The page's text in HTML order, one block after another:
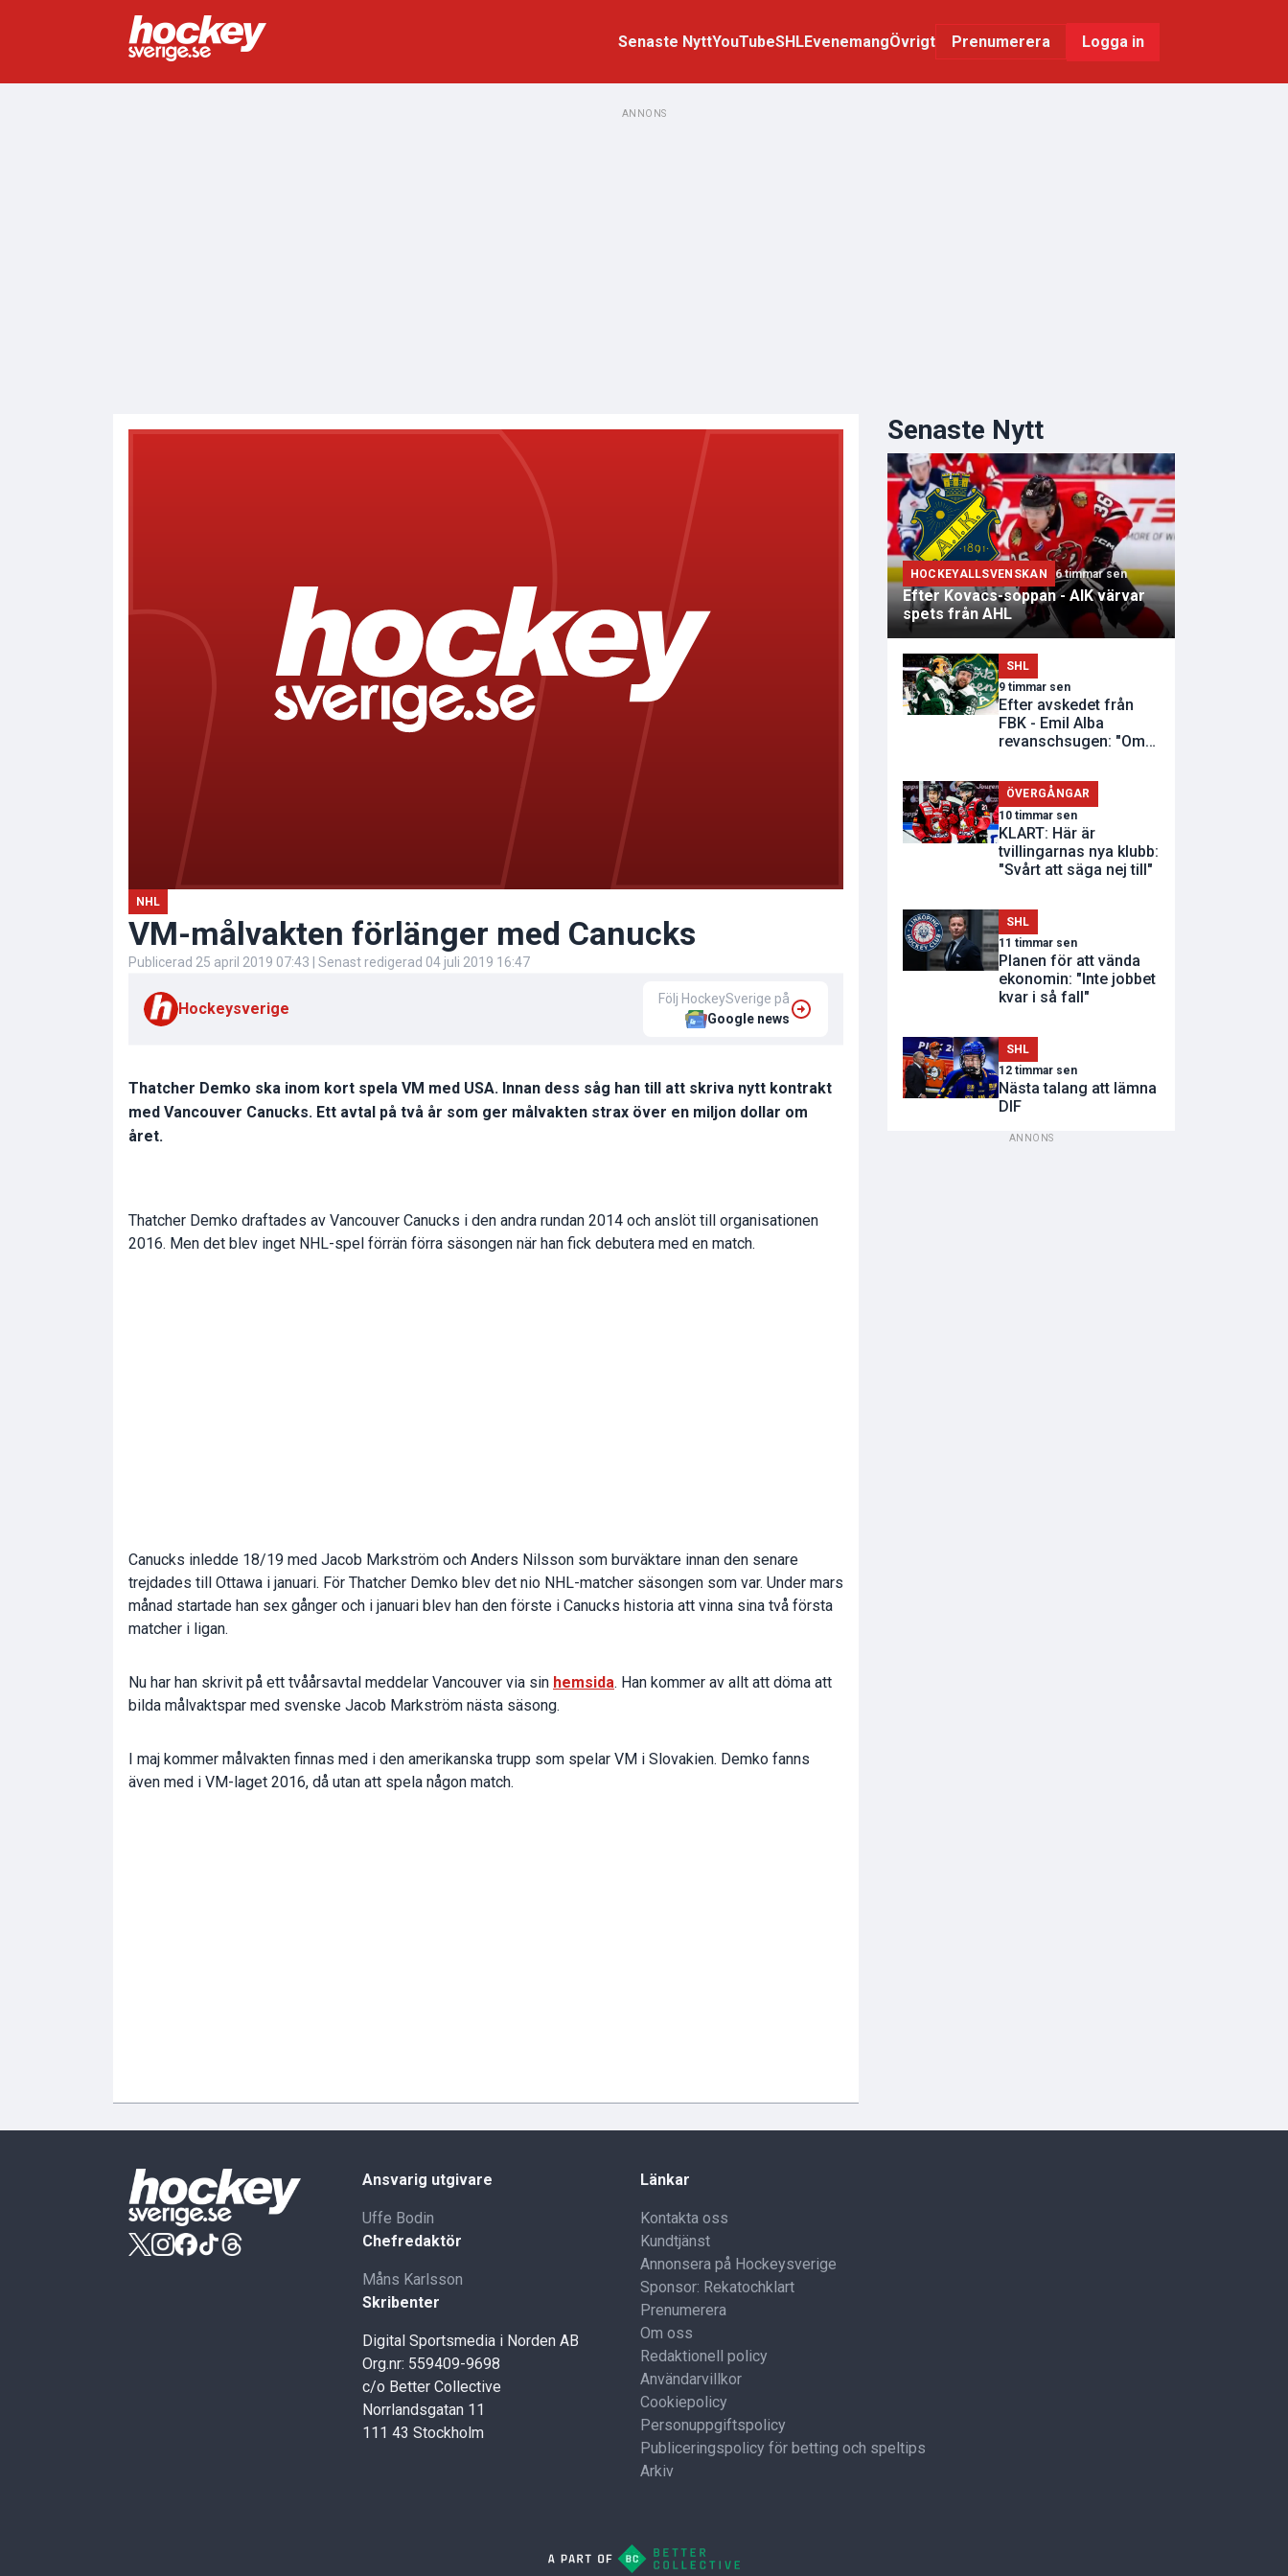
Senaste NyttYouTubeSHLEvenemangÖvrigt Prenumerera Logga in
ANNONS
NHL
VM-målvakten förlänger med Canucks
Publicerad 25 april 2019 07:43 | Senast redigerad 04 juli 2019 16:47
Hockeysverige
Följ HockeySverige på
Google news
Thatcher Demko ska inom kort spela VM med USA. Innan dess såg han till att skriva nytt kontrakt
med Vancouver Canucks. Ett avtal på två år som ger målvakten strax över en miljon dollar om
året.
Thatcher Demko draftades av Vancouver Canucks i den andra rundan 2014 och anslöt till organisationen
2016. Men det blev inget NHL-spel förrän förra säsongen när han fick debutera med en match.
Canucks inledde 18/19 med Jacob Markström och Anders Nilsson som burväktare innan den senare
trejdades till Ottawa i januari. För Thatcher Demko blev det nio NHL-matcher säsongen som var. Under mars
månad startade han sex gånger och i januari blev han den förste i Canucks historia att vinna sina två första
matcher i ligan.
Nu har han skrivit på ett tvåårsavtal meddelar Vancouver via sin hemsida. Han kommer av allt att döma att
bilda målvaktspar med svenske Jacob Markström nästa säsong.
I maj kommer målvakten finnas med i den amerikanska trupp som spelar VM i Slovakien. Demko fanns
även med i VM-laget 2016, då utan att spela någon match.
Senaste Nytt
HOCKEYALLSVENSKAN 6 timmar sen
Efter Kovacs-soppan - AIK värvar
spets från AHL
SHL
9 timmar sen
Efter avskedet från
FBK - Emil Alba
revanschsugen: "Om
ÖVERGÅNGAR
10 timmar sen
KLART: Här är
tvillingarnas nya klubb:
"Svårt att säga nej till"
SHL
11 timmar sen
Planen för att vända
ekonomin: "Inte jobbet
kvar i så fall"
SHL
12 timmar sen
Nästa talang att lämna
DIF
ANNONS
Ansvarig utgivare
Uffe Bodin
Chefredaktör
Måns Karlsson
Skribenter
Digital Sportsmedia i Norden AB
Org.nr: 559409-9698
c/o Better Collective
Norrlandsgatan 11
111 43 Stockholm
Länkar
Kontakta oss
Kundtjänst
Annonsera på Hockeysverige
Sponsor: Rekatochklart
Prenumerera
Om oss
Redaktionell policy
Användarvillkor
Cookiepolicy
Personuppgiftspolicy
Publiceringspolicy för betting och speltips
Arkiv